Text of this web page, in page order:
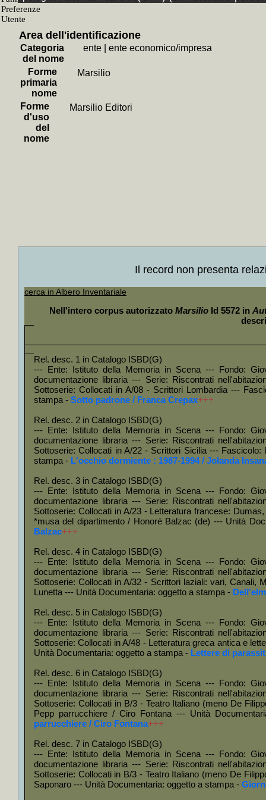
+
Asia e
+
+
+
+
+
+
Parini
+Le
+Ore
+
+Tutti
+
+Il
+Gian
+
+
+Il
+La
+++
+Il
+Il
Area dell'identificazione
Categoria
del nome
ente ente economico/impresa
Forme
primaria
nome
Marsilio
Forme
d'uso
del
nome
Marsilio Editori
Il record non presenta
cerca in Albero Inventariale
Nell'intero corpus autorizzato Marsilio Id 5572 in
Rel. desc. 1 in Catalogo ISBD(G)
--- Ente: Istituto della Memoria in Scena --- Fondo:
documentazione libraria --- Serie: Riscontrati
Sottoserie: Collocati in A/08 - Scrittori Lombardia ---
stampa - Sotto padrone / Franca Crepax+++
Rel. desc. 2 in Catalogo ISBD(G)
--- Ente: Istituto della Memoria in Scena --- Fondo:
documentazione libraria --- Serie: Riscontrati
Sottoserie: Collocati in A/22 - Scrittori Sicilia ---
stampa - L'occhio dormiente : 1987-1994 / Jolanda
Rel. desc. 3 in Catalogo ISBD(G)
--- Ente: Istituto della Memoria in Scena --- Fondo:
documentazione libraria --- Serie: Riscontrati
Sottoserie: Collocati in A/23 - Letteratura francese:
*musa del dipartimento / Honoré Balzac (de) --- Unità
Balzac+++
Rel. desc. 4 in Catalogo ISBD(G)
--- Ente: Istituto della Memoria in Scena --- Fondo:
documentazione libraria --- Serie: Riscontrati
Sottoserie: Collocati in A/32 - Scrittori laziali: vari, Canali,
Lunetta --- Unità Documentaria: oggetto a stampa -
Rel. desc. 5 in Catalogo ISBD(G)
--- Ente: Istituto della Memoria in Scena --- Fondo:
documentazione libraria --- Serie: Riscontrati
Sottoserie: Collocati in A/48 - Letteratura greca antica e
Unità Documentaria: oggetto a stampa - Lettere di
Rel. desc. 6 in Catalogo ISBD(G)
--- Ente: Istituto della Memoria in Scena --- Fondo:
documentazione libraria --- Serie: Riscontrati
Sottoserie: Collocati in B/3 - Teatro Italiano (meno De
Pepp parrucchiere / Ciro Fontana --- Unità
parrucchiere / Ciro Fontana+++
Rel. desc. 7 in Catalogo ISBD(G)
--- Ente: Istituto della Memoria in Scena --- Fondo:
documentazione libraria --- Serie: Riscontrati
Sottoserie: Collocati in B/3 - Teatro Italiano (meno De
Saponaro --- Unità Documentaria: oggetto a stampa -